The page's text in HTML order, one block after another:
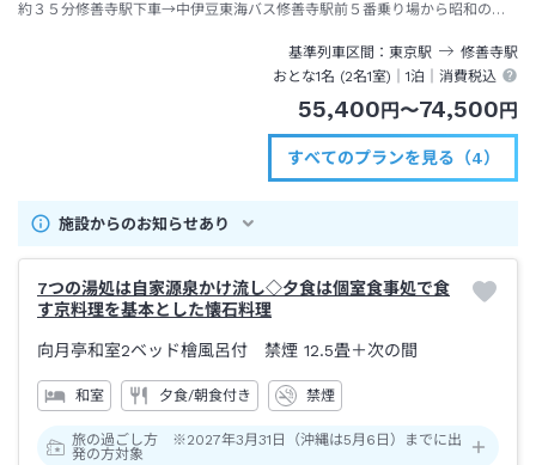
約３５分修善寺駅下車→中伊豆東海バス修善寺駅前５番乗り場から昭和の
基準列車区間
東京駅 修善寺駅
おとな1名 (2名1室)｜1泊 ｜消費税込
55,400 円 〜74,500 円
すべてのプランを見る（4）
施設からのお知らせあり
7つの湯処は自家源泉かけ流し◇夕食は個室食事処で食
す京料理を基本とした懐石料理
向月亭和室2ベッド檜風呂付 禁煙 12.5畳＋次の間
和室 夕食/朝食付き 禁煙
旅の過ごし方 ※2027年3月31日（沖縄は5月6日）までに出
発の方対象